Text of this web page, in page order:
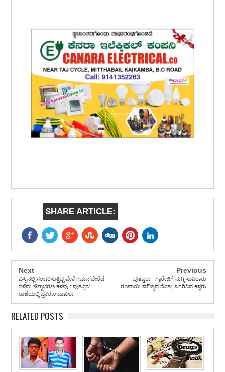
SHARE ARTICLE:
Next
ಬಸ್ಸಿನಲ್ಲಿ ಸಂಚರಿಸುತ್ತಿದ್ದ ವೇಳೆ ಗಮನ ಬೇರೆಡೆ
ಸೆಳೆದು ಚಿನ್ನಾಭರಣ ಕಳವು : ಪುತ್ತೂರು
ಠಾಣೆಯಲ್ಲಿ ಪ್ರಕರಣ ದಾಖಲು
Previous
ಪುತ್ತೂರು : ಗ್ಯಾರೇಜಿಗೆ ನುಗ್ಗಿ ಸಾವಿರಾರು
ರೂಪಾಯಿ ಮೌಲ್ಯದ ಸೊತ್ತು ಎಗರಿಸಿದ ಕಳ್ಳರು
RELATED POSTS